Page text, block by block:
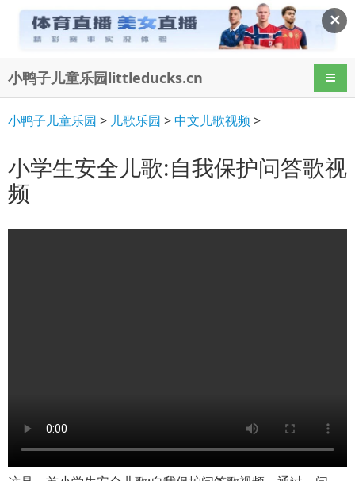
✕
小鸭子儿童乐园littleducks.cn 导航
小鸭子儿童乐园 > 儿歌乐园 >中文儿歌视频 >
小学生安全儿歌:自我保护问答歌视
频